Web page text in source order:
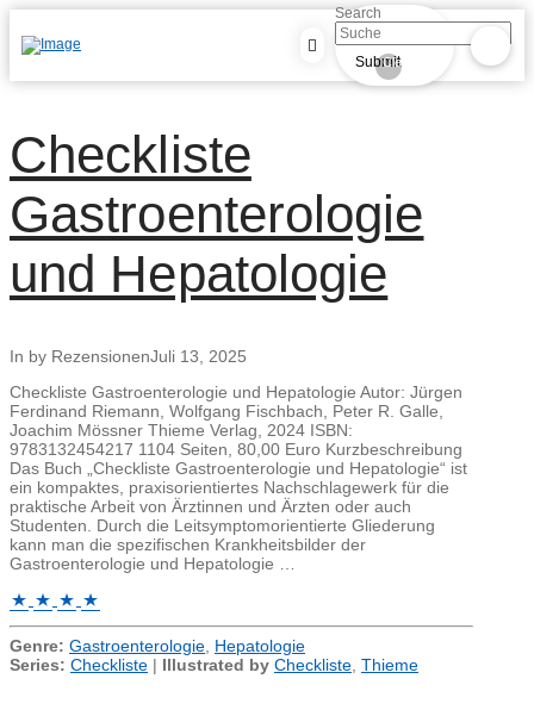
Search
Submit
Clear
Checkliste
Gastroenterologie
und Hepatologie
In by RezensionenJuli 13, 2025
Checkliste Gastroenterologie und Hepatologie Autor: Jürgen
Ferdinand Riemann, Wolfgang Fischbach, Peter R. Galle,
Joachim Mössner Thieme Verlag, 2024 ISBN:
9783132454217 1104 Seiten, 80,00 Euro Kurzbeschreibung
Das Buch „Checkliste Gastroenterologie und Hepatologie“ ist
ein kompaktes, praxisorientiertes Nachschlagewerk für die
praktische Arbeit von Ärztinnen und Ärzten oder auch
Studenten. Durch die Leitsymptomorientierte Gliederung
kann man die spezifischen Krankheitsbilder der
Gastroenterologie und Hepatologie …
Genre: Gastroenterologie Hepatologie
Series: Checkliste | Illustrated by Checkliste Thieme